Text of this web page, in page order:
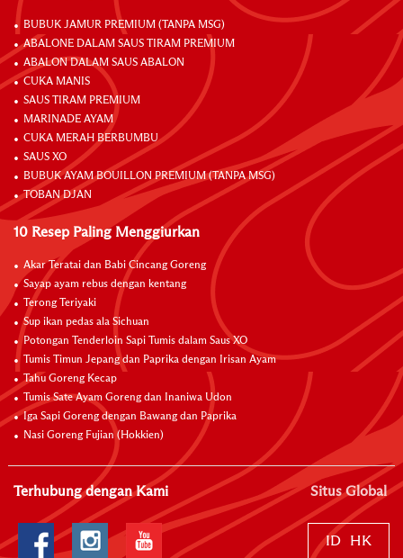
BUBUK JAMUR PREMIUM (TANPA MSG)
ABALONE DALAM SAUS TIRAM PREMIUM
ABALON DALAM SAUS ABALON
CUKA MANIS
SAUS TIRAM PREMIUM
MARINADE AYAM
CUKA MERAH BERBUMBU
SAUS XO
BUBUK AYAM BOUILLON PREMIUM (TANPA MSG)
TOBAN DJAN
10 Resep Paling Menggiurkan
Akar Teratai dan Babi Cincang Goreng
Sayap ayam rebus dengan kentang
Terong Teriyaki
Sup ikan pedas ala Sichuan
Potongan Tenderloin Sapi Tumis dalam Saus XO
Tumis Timun Jepang dan Paprika dengan Irisan Ayam
Tahu Goreng Kecap
Tumis Sate Ayam Goreng dan Inaniwa Udon
Iga Sapi Goreng dengan Bawang dan Paprika
Nasi Goreng Fujian (Hokkien)
Terhubung dengan Kami Situs Global
ID HK